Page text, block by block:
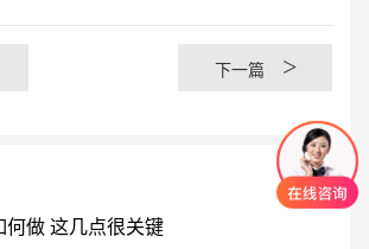
下一篇 >
何做 这几点很关键